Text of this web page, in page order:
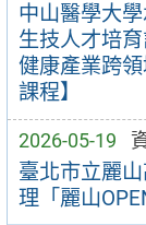
中山醫學大
生技人才培
健康產業跨
課程】
2026-05-19
臺北市立麗
理「麗山